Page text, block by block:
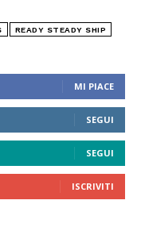
MI PIACE
SEGUI
SEGUI
ISCRIVITI
READY STEADY SHIP